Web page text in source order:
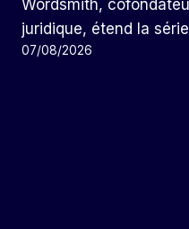
Wordsmith,
juridique, étend la
07/08/2026